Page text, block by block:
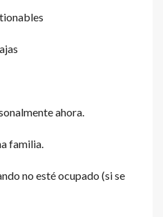
ahora.
familia.
no esté ocupado (si se